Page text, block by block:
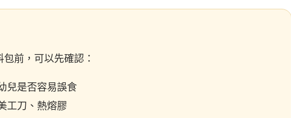
前，可以先確認：
兒是否容易誤食
工刀、熱熔膠